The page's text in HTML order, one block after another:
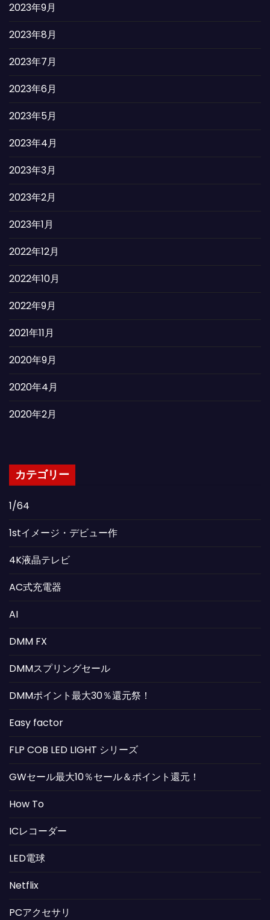
2023年9月
2023年8月
2023年7月
2023年6月
2023年5月
2023年4月
2023年3月
2023年2月
2023年1月
2022年12月
2022年10月
2022年9月
2021年11月
2020年9月
2020年4月
2020年2月
カテゴリー
1/64
1stイメージ・デビュー作
4K液晶テレビ
AC式充電器
AI
DMM FX
DMMスプリングセール
DMMポイント最大30％還元祭！
Easy factor
FLP COB LED LIGHT シリーズ
GWセール最大10％セール＆ポイント還元！
How To
ICレコーダー
LED電球
Netflix
PCアクセサリ